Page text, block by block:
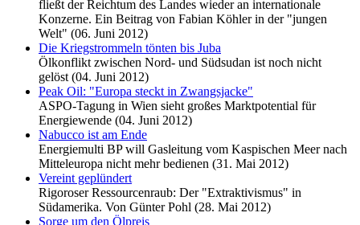
fließt der Reichtum des Landes wieder an internationale
Konzerne. Ein Beitrag von Fabian Köhler in der "jungen
Welt" (06. Juni 2012)
Die Kriegstrommeln tönten bis Juba
Ölkonflikt zwischen Nord- und Südsudan ist noch nicht
gelöst (04. Juni 2012)
Peak Oil: "Europa steckt in Zwangsjacke"
ASPO-Tagung in Wien sieht großes Marktpotential für
Energiewende (04. Juni 2012)
Nabucco ist am Ende
Energiemulti BP will Gasleitung vom Kaspischen Meer nach
Mitteleuropa nicht mehr bedienen (31. Mai 2012)
Vereint geplündert
Rigoroser Ressourcenraub: Der "Extraktivismus" in
Südamerika. Von Günter Pohl (28. Mai 2012)
Sorge um den Ölpreis